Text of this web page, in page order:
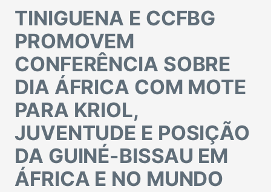
TINIGUENA E CCFBG
PROMOVEM
CONFERÊNCIA SOBRE
DIA ÁFRICA COM MOTE
PARA KRIOL,
JUVENTUDE E POSIÇÃO
DA GUINÉ-BISSAU EM
ÁFRICA E NO MUNDO